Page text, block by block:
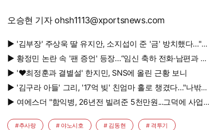
오승현 기자 ohsh1113@xportsnews.com
▶ '김부장' 주상욱 딸 유지안, 소지섭이 준 '금' 방치했다…"비
누인 줄"
▶ 황정민 논란 속 '팬 증언' 등장…“임신 축하 전화·남편과 식
사도”▶ '♥최정훈과 결별설' 한지민, SNS에 올린 근황 보니
▶ '김구라 아들' 그리, '17억 빚' 친엄마 홀로 챙겼다…"나밖에
없어, 연락 꾸준히 하는 중"
▶ 여에스더 "함익병, 26년전 빌려준 5천만원...그덕에 사업
시작"
#추사랑 # 야노시호 # 김동현 # 격투기